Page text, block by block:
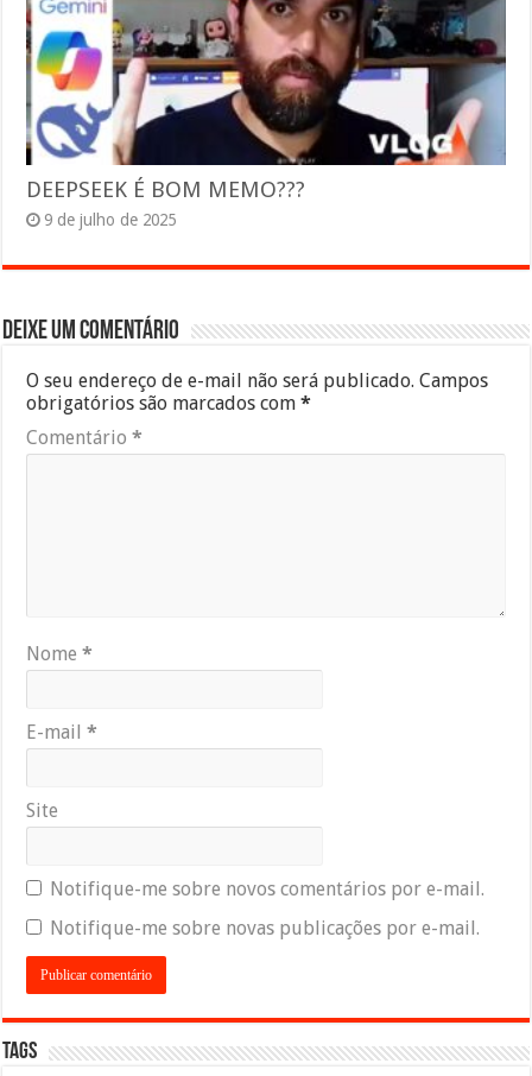
DEEPSEEK É BOM MEMO???
9 de julho de 2025
Deixe um comentário
O seu endereço de e-mail não será publicado. Campos
obrigatórios são marcados com*
Comentário*
Nome*
E-mail*
Site
Notifique-me sobre novos comentários por e-mail.
Notifique-me sobre novas publicações por e-mail.
Tags